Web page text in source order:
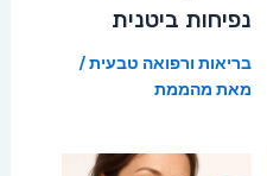
נפיחות ביטנית
בריאות ורפואה טבעית/
מאת מהממת